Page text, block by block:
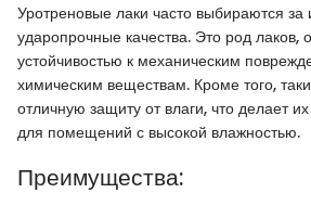
Уротреновые лаки часто выбираются
ударопрочные качества. Это род
устойчивостью к механическим
химическим веществам. Кроме того,
отличную защиту от влаги, что делает
для помещений с высокой влажностью.
Преимущества: